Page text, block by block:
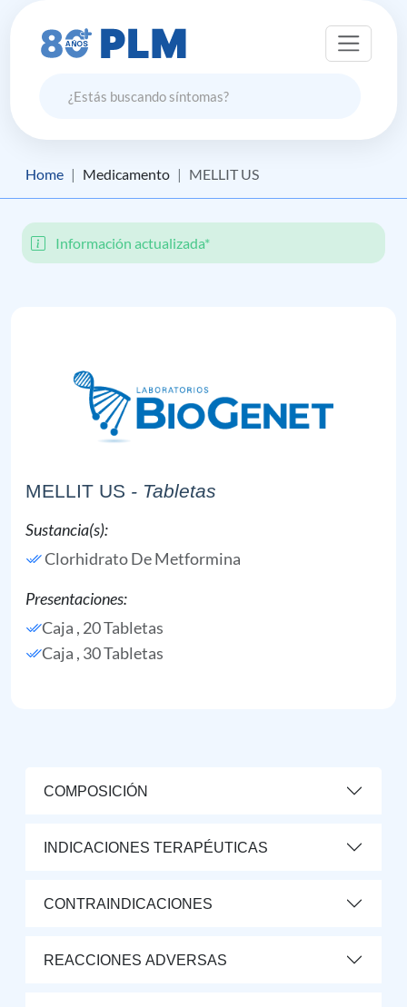
Home Medicamento MELLIT US
Información actualizada*
MELLIT US - Tabletas
Sustancia(s):
Clorhidrato De Metformina
Presentaciones:
Caja , 20 Tabletas
Caja , 30 Tabletas
COMPOSICIÓN
INDICACIONES TERAPÉUTICAS
CONTRAINDICACIONES
REACCIONES ADVERSAS